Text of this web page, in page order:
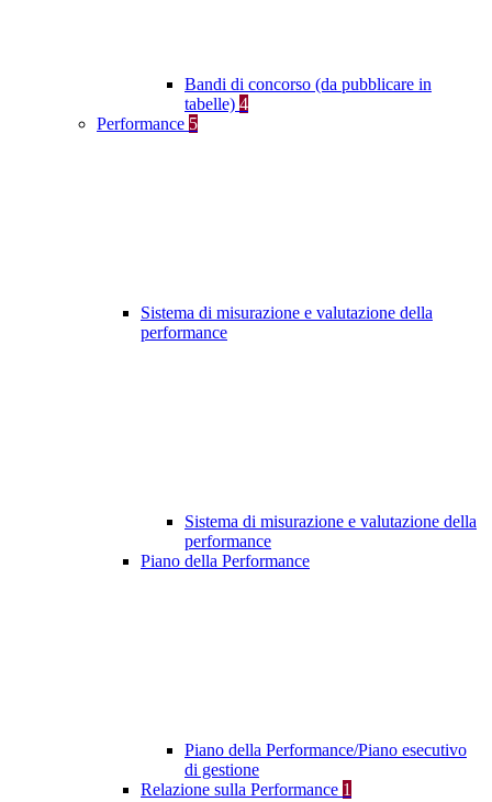
Bandi di concorso (da pubblicare in
tabelle) 4
Performance 5
Sistema di misurazione e valutazione della
performance
Sistema di misurazione e valutazione della
performance
Piano della Performance
Piano della Performance/Piano esecutivo
di gestione
Relazione sulla Performance 1